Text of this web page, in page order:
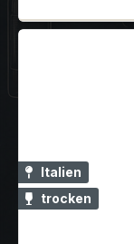
Italien
trocken